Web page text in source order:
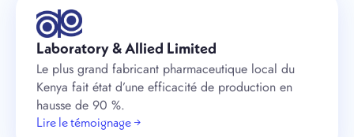
Laboratory & Allied Limited
Le plus grand fabricant pharmaceutique local du
Kenya fait état d’une efficacité de production en
hausse de 90 %.
Lire le témoignage →